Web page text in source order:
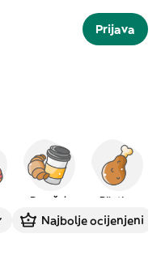
Prijava
Doručak Piletina
Najbolje ocijenjeni